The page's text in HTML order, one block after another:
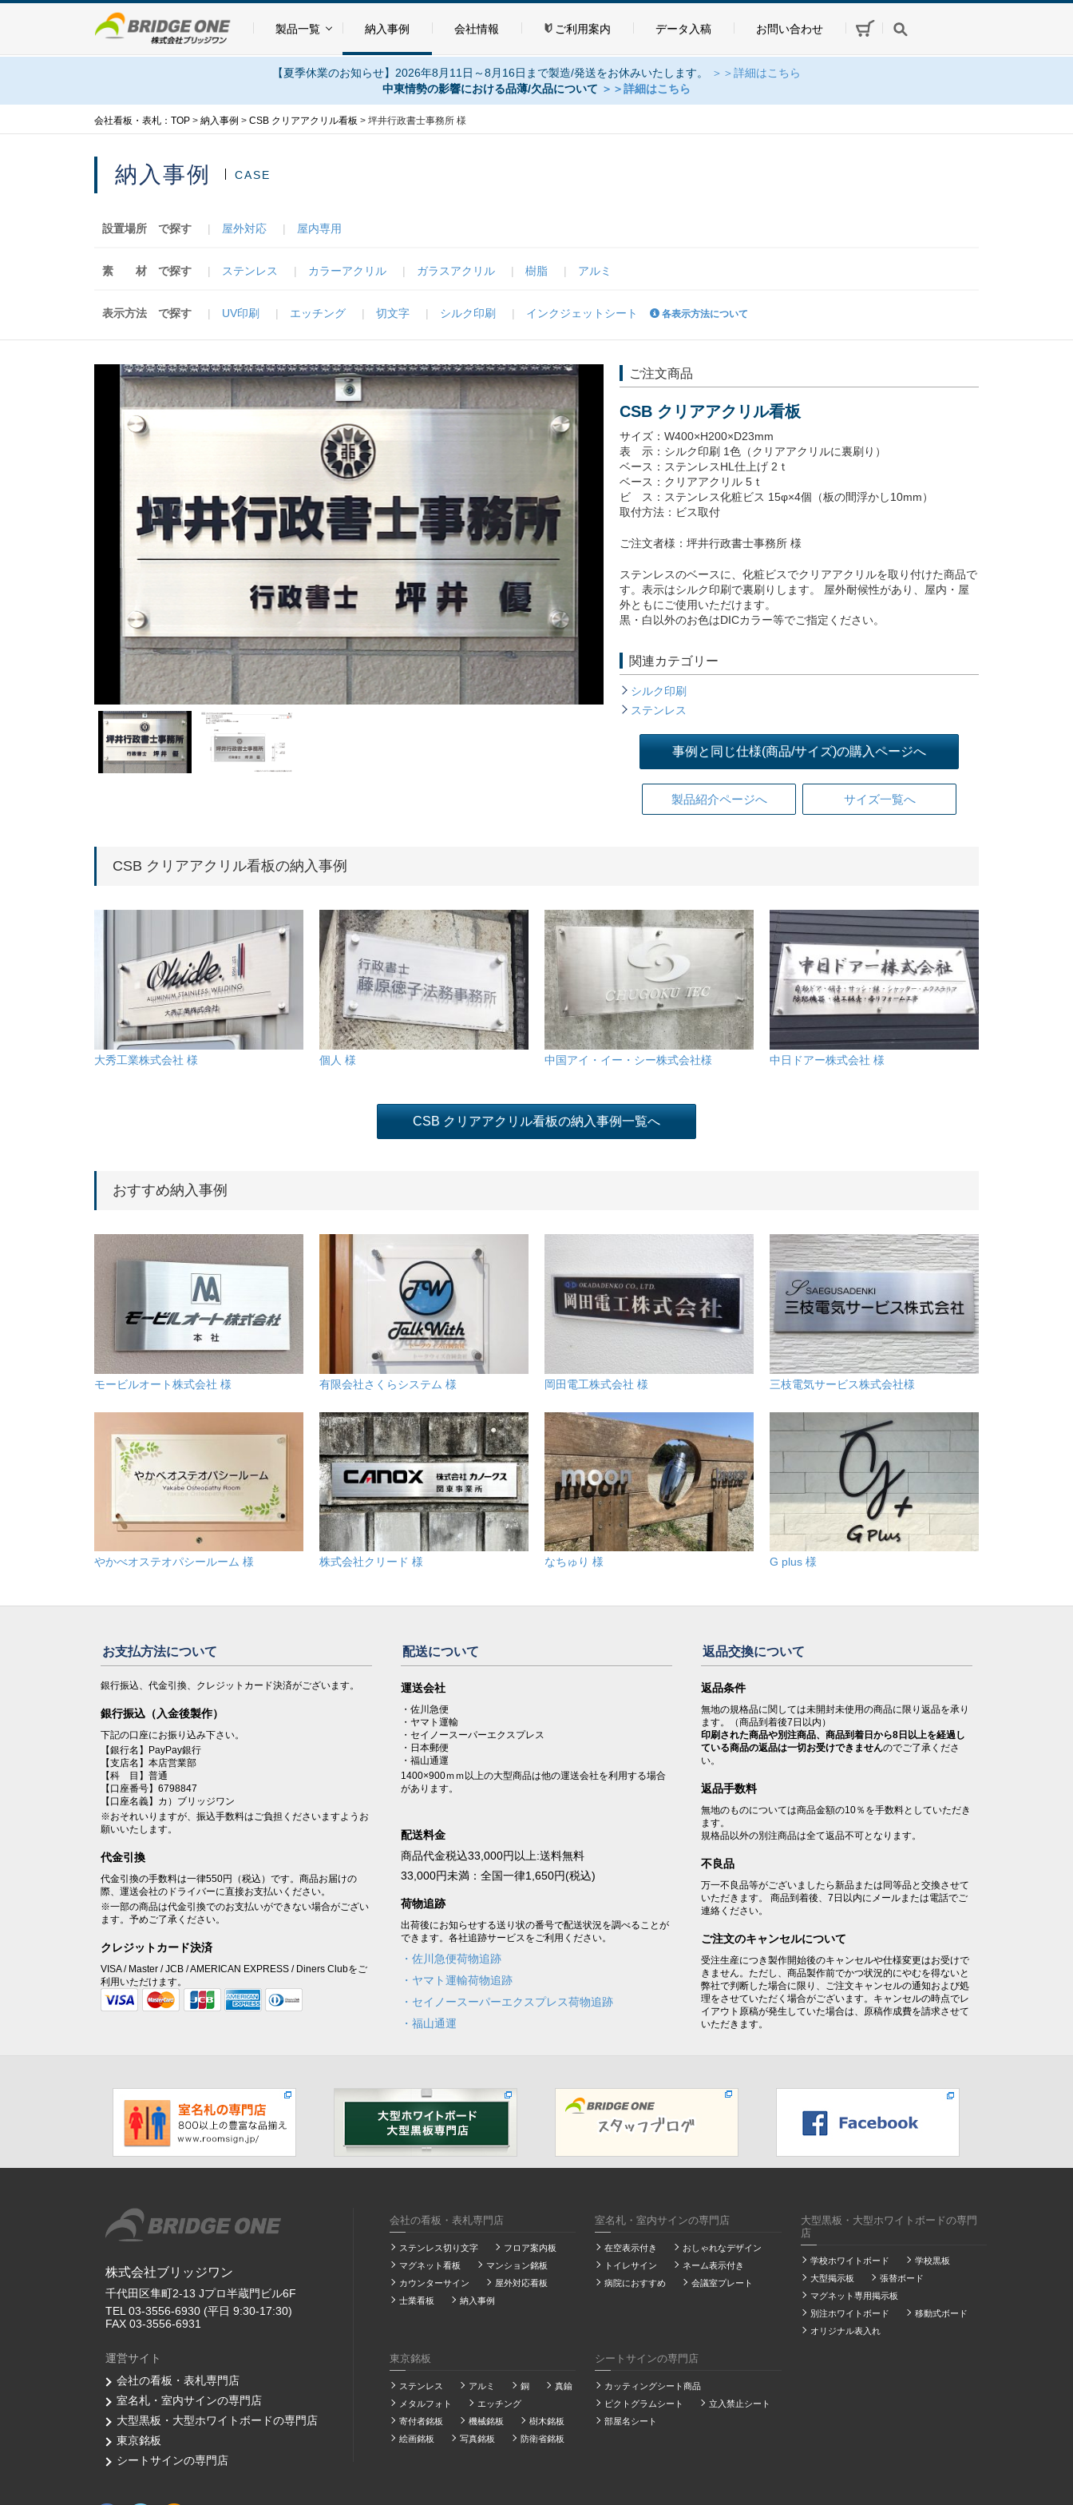
製品一覧 納入事例 会社情報 ご利用案内 データ入稿 お問い合わせ
【夏季休業のお知らせ】2026年8月11日～8月16日まで製造/発送をお休みいたします。
＞＞詳細はこちら
中東情勢の影響における品薄/欠品について ＞＞詳細はこちら
会社看板・表札：TOP> 納入事例 > CSB クリアアクリル看板 > 坪井行政書士事務所 様
納入事例 CASE
設置場所で探す 屋外対応 屋内専用
素 材で探す ステンレス カラーアクリル ガラスアクリル 樹脂 アルミ
表示方法で探す UV印刷 エッチング 切文字 シルク印刷 インクジェットシート 各表示方法について
ご注文商品
CSB クリアアクリル看板
サイズ：W400×H200×D23mm
表 示：シルク印刷 1色（クリアアクリルに裏刷り）
ベース：ステンレスHL仕上げ 2ｔ
ベース：クリアアクリル 5ｔ
ビ ス：ステンレス化粧ビス 15φ×4個（板の間浮かし10mm）
取付方法：ビス取付
ご注文者様：坪井行政書士事務所 様
ステンレスのベースに、化粧ビスでクリアアクリルを取り付けた商品で
す。表示はシルク印刷で裏刷りします。 屋外耐候性があり、屋内・屋
外ともにご使用いただけます。
黒・白以外のお色はDICカラー等でご指定ください。
関連カテゴリー
シルク印刷
ステンレス
事例と同じ仕様(商品/サイズ)の購入ページへ
製品紹介ページへ サイズ一覧へ
CSB クリアアクリル看板の納入事例
大秀工業株式会社 様 個人 様 中国アイ・イー・シー株式会社様 中日ドアー株式会社 様
CSB クリアアクリル看板の納入事例一覧へ
おすすめ納入事例
モービルオート株式会社 様 有限会社さくらシステム 様 岡田電工株式会社 様 三枝電気サービス株式会社様
やかべオステオパシールーム 様 株式会社クリード 様 なちゅり 様 G plus 様
お支払方法について
銀行振込、代金引換、クレジットカード決済がございます。
銀行振込（入金後製作）
下記の口座にお振り込み下さい。
【銀行名】PayPay銀行
【支店名】本店営業部
【科 目】普通
【口座番号】6798847
【口座名義】カ）ブリッジワン
※おそれいりますが、振込手数料はご負担くださいますようお
願いいたします。
代金引換
代金引換の手数料は一律550円（税込）です。商品お届けの
際、運送会社のドライバーに直接お支払いください。
※一部の商品は代金引換でのお支払いができない場合がござい
ます。予めご了承ください。
クレジットカード決済
VISA / Master / JCB / AMERICAN EXPRESS / Diners Clubをご
利用いただけます。
配送について
運送会社
・佐川急便
・ヤマト運輸
・セイノースーパーエクスプレス
・日本郵便
・福山通運
1400×900ｍｍ以上の大型商品は他の運送会社を利用する場合
があります。
配送料金
商品代金税込33,000円以上:送料無料
33,000円未満：全国一律1,650円(税込)
荷物追跡
出荷後にお知らせする送り状の番号で配送状況を調べることが
できます。各社追跡サービスをご利用ください。
・佐川急便荷物追跡
・ヤマト運輸荷物追跡
・セイノースーパーエクスプレス荷物追跡
・福山通運
返品交換について
返品条件
無地の規格品に関しては未開封未使用の商品に限り返品を承り
ます。（商品到着後7日以内）
印刷された商品や別注商品、商品到着日から8日以上を経過し
ている商品の返品は一切お受けできませんのでご了承くださ
い。
返品手数料
無地のものについては商品金額の10％を手数料としていただき
ます。
規格品以外の別注商品は全て返品不可となります。
不良品
万一不良品等がございましたら新品または同等品と交換させて
いただきます。 商品到着後、7日以内にメールまたは電話でご
連絡ください。
ご注文のキャンセルについて
受注生産につき製作開始後のキャンセルや仕様変更はお受けで
きません。ただし、商品製作前でかつ状況的にやむを得ないと
弊社で判断した場合に限り、ご注文キャンセルの通知および処
理をさせていただく場合がございます。キャンセルの時点でレ
イアウト原稿が発生していた場合は、原稿作成費を請求させて
いただきます。
株式会社ブリッジワン
千代田区隼町2-13 Jプロ半蔵門ビル6F
TEL 03-3556-6930 (平日 9:30-17:30)
FAX 03-3556-6931
運営サイト
会社の看板・表札専門店
室名札・室内サインの専門店
大型黒板・大型ホワイトボードの専門店
東京銘板
シートサインの専門店
会社の看板・表札専門店
ステンレス切り文字
フロア案内板
マグネット看板
マンション銘板
カウンターサイン
屋外対応看板
士業看板
納入事例
室名札・室内サインの専門店
在空表示付き
おしゃれなデザイン
トイレサイン
ネーム表示付き
病院におすすめ
会議室プレート
大型黒板・大型ホワイトボードの専門
店
学校ホワイトボード
学校黒板
大型掲示板
張替ボード
マグネット専用掲示板
別注ホワイトボード
移動式ボード
オリジナル表入れ
東京銘板
ステンレス アルミ 銅
真鍮
メタルフォト
エッチング
寄付者銘板
機械銘板
樹木銘板
絵画銘板
写真銘板 防衛省銘板
シートサインの専門店
カッティングシート商品
ピクトグラムシート
立入禁止シート
部屋名シート